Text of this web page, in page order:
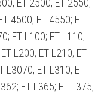
ET 2500; ET 2550;
4500; ET 4550; ET
ET L100; ET L110;
L200; ET L210; ET
L3070; ET L310; ET
ET L365; ET L375;